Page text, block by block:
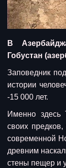
В
Гобустан
Заповедник
истории
-15 000 лет.
Именно здесь
своих
современной
древним
стены пещер и